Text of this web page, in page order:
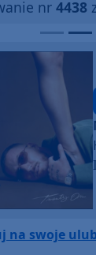
i ofertach
najmu
nr 4438
na swoje